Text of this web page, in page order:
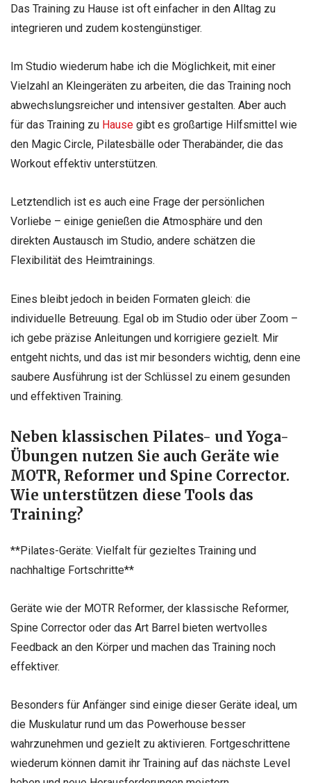
Das Training zu Hause ist oft einfacher in den Alltag zu
integrieren und zudem kostengünstiger.
Im Studio wiederum habe ich die Möglichkeit, mit einer
Vielzahl an Kleingeräten zu arbeiten, die das Training noch
abwechslungsreicher und intensiver gestalten. Aber auch
für das Training zu Hause gibt es großartige Hilfsmittel wie
den Magic Circle, Pilatesbälle oder Therabänder, die das
Workout effektiv unterstützen.
Letztendlich ist es auch eine Frage der persönlichen
Vorliebe – einige genießen die Atmosphäre und den
direkten Austausch im Studio, andere schätzen die
Flexibilität des Heimtrainings.
Eines bleibt jedoch in beiden Formaten gleich: die
individuelle Betreuung. Egal ob im Studio oder über Zoom –
ich gebe präzise Anleitungen und korrigiere gezielt. Mir
entgeht nichts, und das ist mir besonders wichtig, denn eine
saubere Ausführung ist der Schlüssel zu einem gesunden
und effektiven Training.
Neben klassischen Pilates- und Yoga-
Übungen nutzen Sie auch Geräte wie
MOTR, Reformer und Spine Corrector.
Wie unterstützen diese Tools das
Training?
**Pilates-Geräte: Vielfalt für gezieltes Training und
nachhaltige Fortschritte**
Geräte wie der MOTR Reformer, der klassische Reformer,
Spine Corrector oder das Art Barrel bieten wertvolles
Feedback an den Körper und machen das Training noch
effektiver.
Besonders für Anfänger sind einige dieser Geräte ideal, um
die Muskulatur rund um das Powerhouse besser
wahrzunehmen und gezielt zu aktivieren. Fortgeschrittene
wiederum können damit ihr Training auf das nächste Level